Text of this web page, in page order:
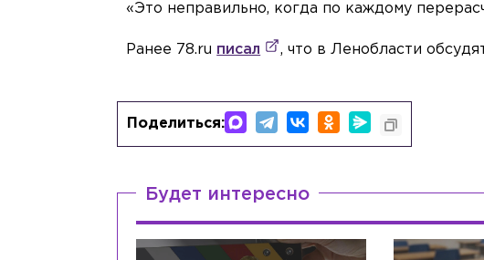
«Это неправильно, когда по каждому
Ранее 78.ru писал , что в Ленобласти
Поделиться:
Будет интересно